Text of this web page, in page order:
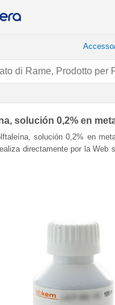
solución 0,2% en
solución 0,2% en
directamente por la Web